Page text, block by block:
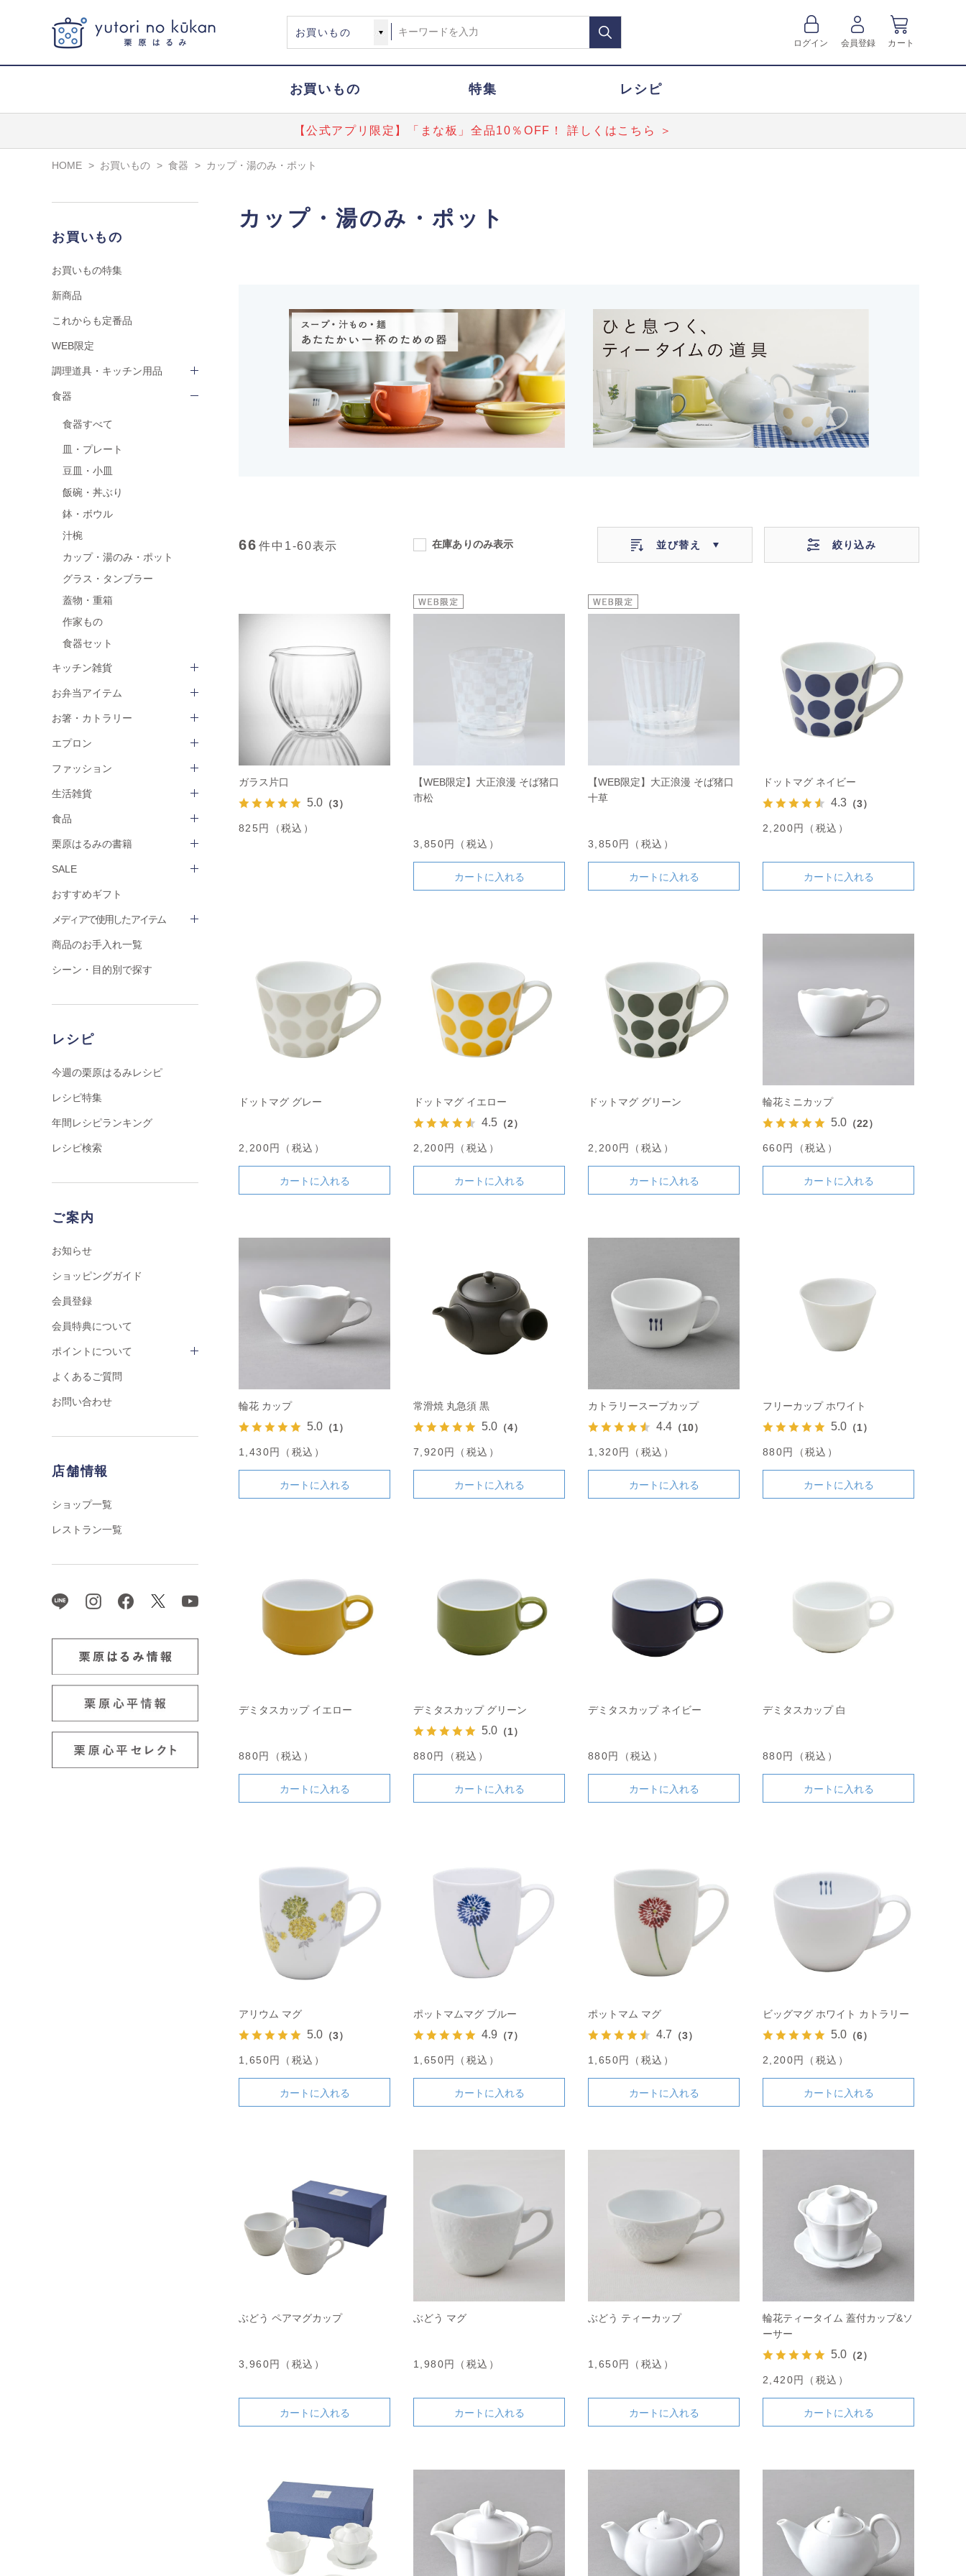
ログイン 会員登録 カート
お買いもの 特集 レシピ
【公式アプリ限定】「まな板」全品10％OFF！ 詳しくはこちら ＞
HOME > お買いもの > 食器 > カップ・湯のみ・ポット
お買いもの
お買いもの特集
新商品
これからも定番品
WEB限定
調理道具・キッチン用品
食器
食器すべて
皿・プレート
豆皿・小皿
飯碗・丼ぶり
鉢・ボウル
汁椀
カップ・湯のみ・ポット
グラス・タンブラー
蓋物・重箱
作家もの
食器セット
キッチン雑貨
お弁当アイテム
お箸・カトラリー
エプロン
ファッション
生活雑貨
食品
栗原はるみの書籍
SALE
おすすめギフト
メディアで使用したアイテム
商品のお手入れ一覧
シーン・目的別で探す
レシピ
今週の栗原はるみレシピ
レシピ特集
年間レシピランキング
レシピ検索
ご案内
お知らせ
ショッピングガイド
会員登録
会員特典について
ポイントについて
よくあるご質問
お問い合わせ
店舗情報
ショップ一覧
レストラン一覧
カップ・湯のみ・ポット
66 件中 1-60表示 在庫ありのみ表示 並び替え 絞り込み
ガラス片口
5.0 （3）
825円（税込）
【WEB限定】大正浪漫 そば猪口
市松
3,850円（税込）
カートに入れる
【WEB限定】大正浪漫 そば猪口
十草
3,850円（税込）
カートに入れる
ドットマグ ネイビー
4.3 （3）
2,200円（税込）
カートに入れる
ドットマグ グレー
2,200円（税込）
カートに入れる
ドットマグ イエロー
4.5 （2）
2,200円（税込）
カートに入れる
ドットマグ グリーン
2,200円（税込）
カートに入れる
輪花ミニカップ
5.0 （22）
660円（税込）
カートに入れる
輪花 カップ
5.0 （1）
1,430円（税込）
カートに入れる
常滑焼 丸急須 黒
5.0 （4）
7,920円（税込）
カートに入れる
カトラリースープカップ
4.4 （10）
1,320円（税込）
カートに入れる
フリーカップ ホワイト
5.0 （1）
880円（税込）
カートに入れる
デミタスカップ イエロー
880円（税込）
カートに入れる
デミタスカップ グリーン
5.0 （1）
880円（税込）
カートに入れる
デミタスカップ ネイビー
880円（税込）
カートに入れる
デミタスカップ 白
880円（税込）
カートに入れる
アリウム マグ
5.0 （3）
1,650円（税込）
カートに入れる
ポットマムマグ ブルー
4.9 （7）
1,650円（税込）
カートに入れる
ポットマム マグ
4.7 （3）
1,650円（税込）
カートに入れる
ビッグマグ ホワイト カトラリー
5.0 （6）
2,200円（税込）
カートに入れる
ぶどう ペアマグカップ
3,960円（税込）
カートに入れる
ぶどう マグ
1,980円（税込）
カートに入れる
ぶどう ティーカップ
1,650円（税込）
カートに入れる
輪花ティータイム 蓋付カップ&ソ
ーサー
5.0 （2）
2,420円（税込）
カートに入れる